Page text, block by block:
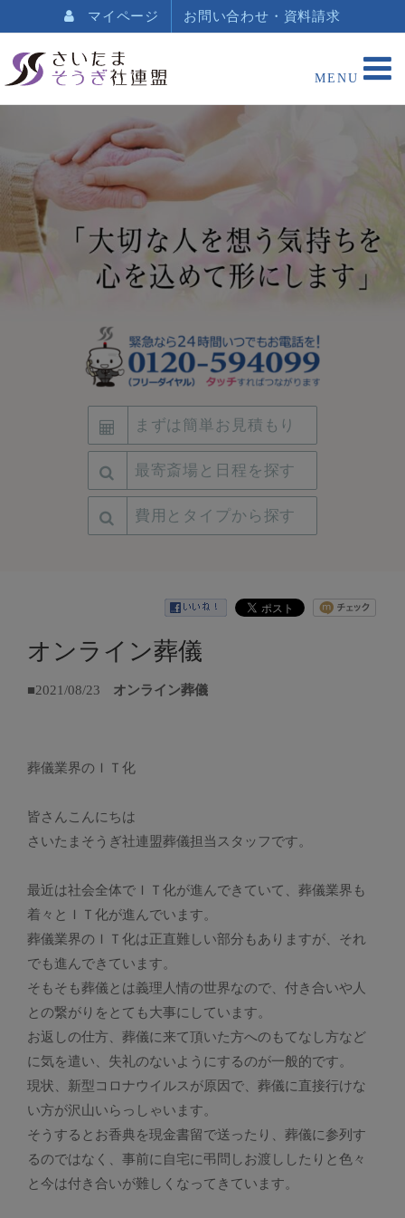
マイページ お問い合わせ・資料請求
まずは簡単お見積もり
最寄斎場と日程を探す
費用とタイプから探す
オンライン葬儀
■2021/08/23 オンライン葬儀
葬儀業界のＩＴ化
皆さんこんにちは
さいたまそうぎ社連盟葬儀担当スタッフです。
最近は社会全体でＩＴ化が進んできていて、葬儀業界も
着々とＩＴ化が進んでいます。
葬儀業界のＩＴ化は正直難しい部分もありますが、それ
でも進んできています。
そもそも葬儀とは義理人情の世界なので、付き合いや人
との繋がりをとても大事にしています。
お返しの仕方、葬儀に来て頂いた方へのもてなし方など
に気を遣い、失礼のないようにするのが一般的です。
現状、新型コロナウイルスが原因で、葬儀に直接行けな
い方が沢山いらっしゃいます。
そうするとお香典を現金書留で送ったり、葬儀に参列す
るのではなく、事前に自宅に弔問しお渡ししたりと色々
と今は付き合いが難しくなってきています。